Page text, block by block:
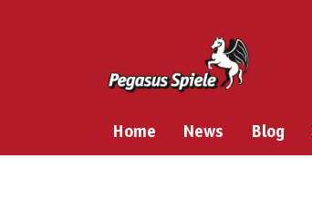
Home News Blog